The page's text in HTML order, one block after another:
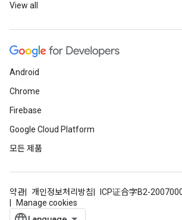
View all
Android
Chrome
Firebase
Google Cloud Platform
모든 제품
약관 개인정보처리방침
ICP证合字B2-
Manage cookies